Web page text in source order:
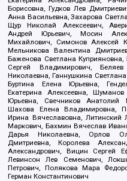
Борисовна, Гудков Лев
Анна Васильевна, Захарова
Щур Николай Алексеевич,
Андрей Юрьевич, Мосин
Михайлович, Симонов Алексей
Мельникова Валентина
Баженова Светлана
Сергей Владимирович,
Николаевна, Ганнушкина
Буртина Елена Юрьевна,
Екатерина Алексеевна,
Юрьевна, Свечников
Шахова Елена Владимировна,
Ирина Вячеславовна, Литинский
Маркович, Бахмин Вячеслав
Дарья Николаевна, Орлов
Дмитриевна, Королева
Александрович, Вицин Сергей
Левинсон Лев Семенович,
Петрович, Полякова Мара
Герман Константинович